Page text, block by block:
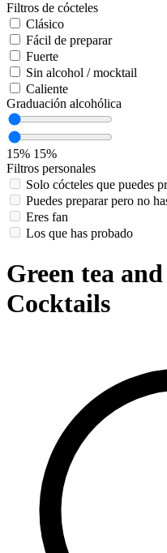
Filtros de cócteles
Clásico
Fácil de preparar
Fuerte
Sin alcohol / mocktail
Caliente
Graduación alcohólica
15% 15%
Filtros personales
Solo cócteles que puedes
Puedes preparar pero no
Eres fan
Los que has probado
Green tea
Cocktails